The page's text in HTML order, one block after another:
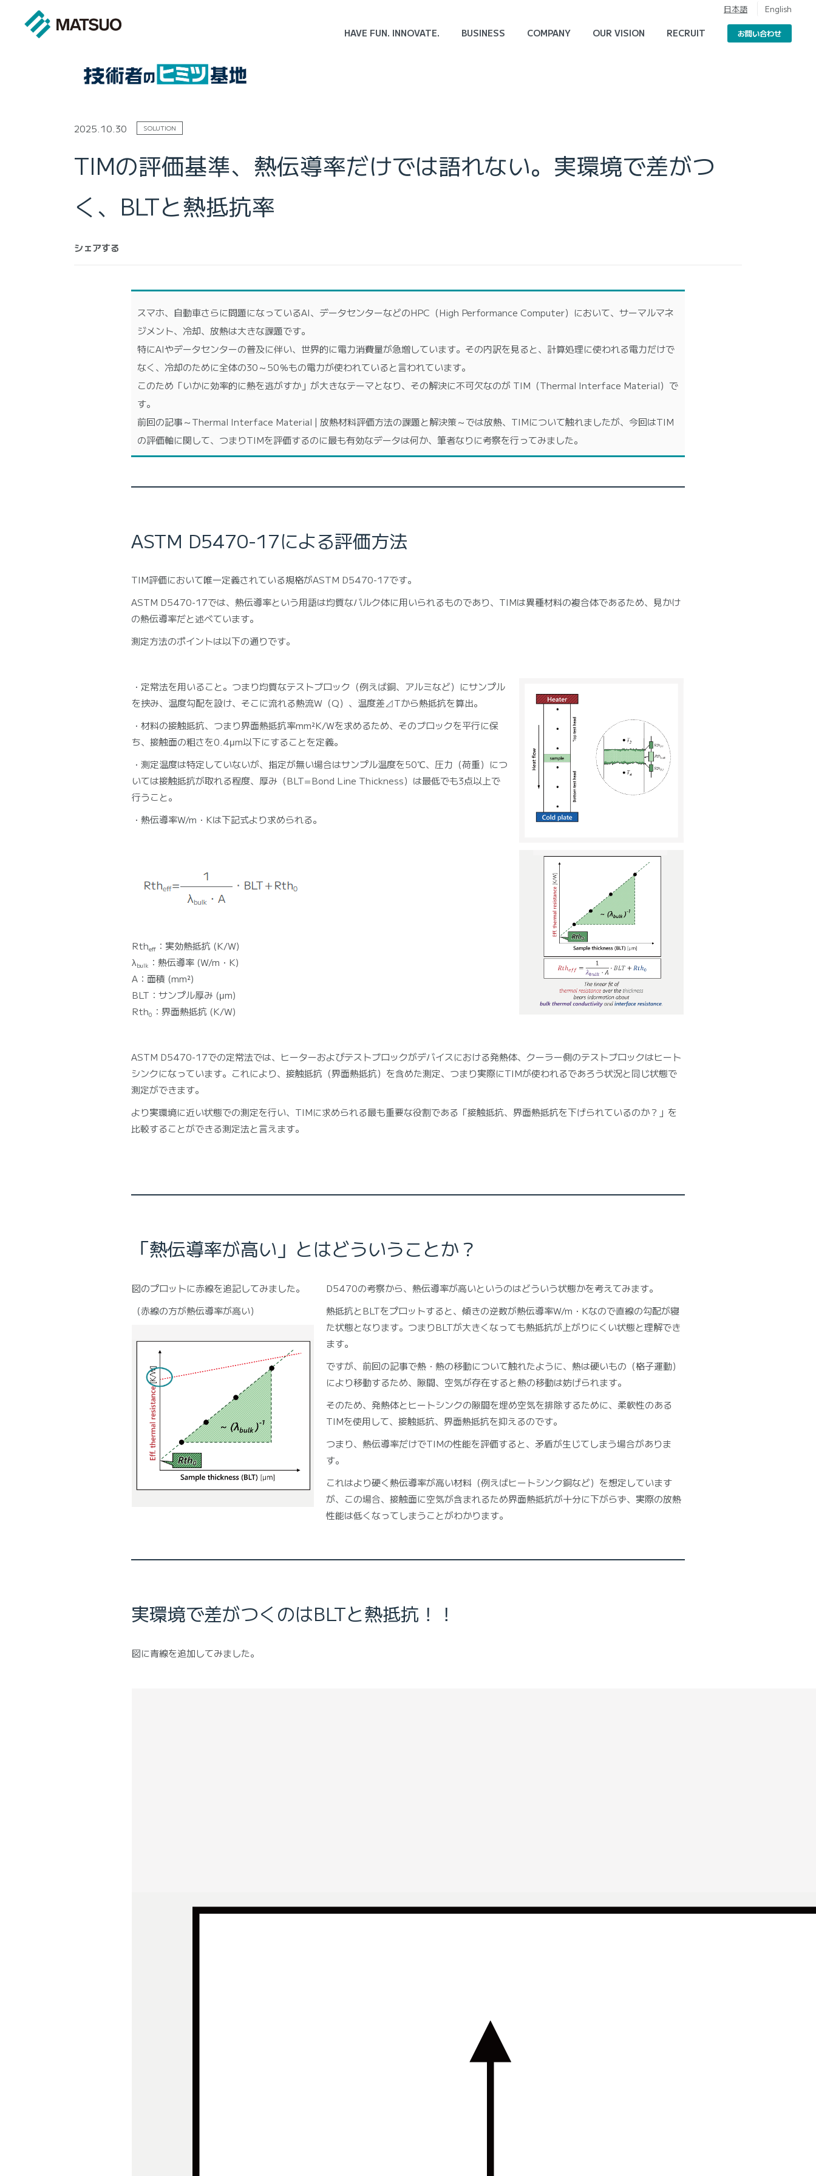
HAVE FUN. INNOVATE. BUSINESS COMPANY OUR VISION RECRUIT お問い合わせ
日本語 English
2025.10.30 SOLUTION
TIMの評価基準、熱伝導率だけでは語れない。実環境で差がつ
く、BLTと熱抵抗率
シェアする
スマホ、自動車さらに問題になっているAI、データセンターなどのHPC（High Performance Computer）において、サーマルマネ
ジメント、冷却、放熱は大きな課題です。
特にAIやデータセンターの普及に伴い、世界的に電力消費量が急増しています。その内訳を見ると、計算処理に使われる電力だけで
なく、冷却のために全体の30～50％もの電力が使われていると言われています。
このため「いかに効率的に熱を逃がすか」が大きなテーマとなり、その解決に不可欠なのが TIM（Thermal Interface Material）で
す。
前回の記事～Thermal Interface Material | 放熱材料評価方法の課題と解決策～では放熱、TIMについて触れましたが、今回はTIM
の評価軸に関して、つまりTIMを評価するのに最も有効なデータは何か、筆者なりに考察を行ってみました。
ASTM D5470-17による評価方法
TIM評価において唯一定義されている規格がASTM D5470-17です。
ASTM D5470-17では、熱伝導率という用語は均質なバルク体に用いられるものであり、TIMは異種材料の複合体であるため、見かけ
の熱伝導率だと述べています。
測定方法のポイントは以下の通りです。
・定常法を用いること。つまり均質なテストブロック（例えば銅、アルミなど）にサンプル
を挟み、温度勾配を設け、そこに流れる熱流W（Q）、温度差⊿Tから熱抵抗を算出。
・材料の接触抵抗、つまり界面熱抵抗率mm²K/Wを求めるため、そのブロックを平行に保
ち、接触面の粗さを0.4μm以下にすることを定義。
・測定温度は特定していないが、指定が無い場合はサンプル温度を50℃、圧力（荷重）につ
いては接触抵抗が取れる程度、厚み（BLT=Bond Line Thickness）は最低でも3点以上で
行うこと。
・熱伝導率W/m・Kは下記式より求められる。
Rtheff ：実効熱抵抗 (K/W)
λbulk
：熱伝導率 (W/m・K)
A：面積 (mm²)
BLT：サンプル厚み (μm)
Rth0 ：界面熱抵抗 (K/W)
ASTM D5470-17での定常法では、ヒーターおよびテストブロックがデバイスにおける発熱体、クーラー側のテストブロックはヒート
シンクになっています。これにより、接触抵抗（界面熱抵抗）を含めた測定、つまり実際にTIMが使われるであろう状況と同じ状態で
測定ができます。
より実環境に近い状態での測定を行い、TIMに求められる最も重要な役割である「接触抵抗、界面熱抵抗を下げられているのか？」を
比較することができる測定法と言えます。
「熱伝導率が高い」とはどういうことか？
図のプロットに赤線を追記してみました。
（赤線の方が熱伝導率が高い）
D5470の考察から、熱伝導率が高いというのはどういう状態かを考えてみます。
熱抵抗とBLTをプロットすると、傾きの逆数が熱伝導率W/m・Kなので直線の勾配が寝
た状態となります。つまりBLTが大きくなっても熱抵抗が上がりにくい状態と理解でき
ます。
ですが、前回の記事で熱・熱の移動について触れたように、熱は硬いもの（格子運動）
により移動するため、隙間、空気が存在すると熱の移動は妨げられます。
そのため、発熱体とヒートシンクの隙間を埋め空気を排除するために、柔軟性のある
TIMを使用して、接触抵抗、界面熱抵抗を抑えるのです。
つまり、熱伝導率だけでTIMの性能を評価すると、矛盾が生じてしまう場合がありま
す。
これはより硬く熱伝導率が高い材料（例えばヒートシンク銅など）を想定しています
が、この場合、接触面に空気が含まれるため界面熱抵抗が十分に下がらず、実際の放熱
性能は低くなってしまうことがわかります。
実環境で差がつくのはBLTと熱抵抗！！
図に青線を追加してみました。